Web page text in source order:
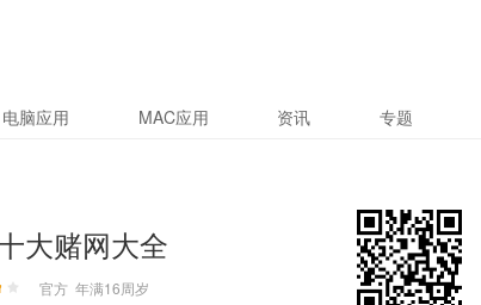
电脑应用 MAC应用 资讯 专题
大赌网大全
官方 年满16周岁